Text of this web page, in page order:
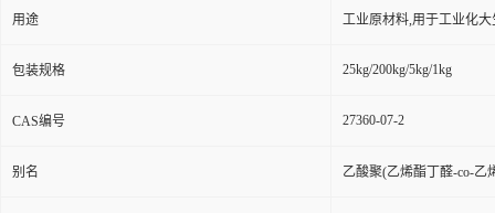
用途 工业原材料,用于工业化大
包装规格 25kg/200kg/5kg/1kg
CAS编号 27360-07-2
别名 乙酸聚(乙烯酯丁醛-co-乙